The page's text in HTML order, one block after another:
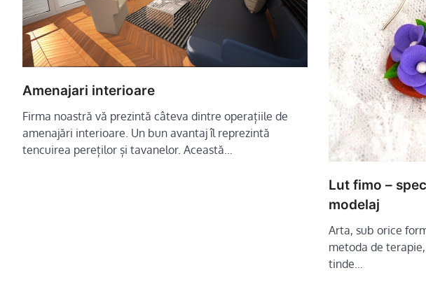
Amenajari interioare
Firma noastră vă prezintă câteva dintre operațiile de
amenajări interioare. Un bun avantaj îl reprezintă
tencuirea pereților și tavanelor. Această…
Lut fimo –
modelaj
Arta, sub orice
metoda de
tinde…